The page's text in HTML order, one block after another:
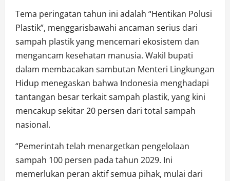
Tema peringatan tahun ini adalah “Hentikan Polusi
Plastik”, menggarisbawahi ancaman serius dari
sampah plastik yang mencemari ekosistem dan
mengancam kesehatan manusia. Wakil bupati
dalam membacakan sambutan Menteri Lingkungan
Hidup menegaskan bahwa Indonesia menghadapi
tantangan besar terkait sampah plastik, yang kini
mencakup sekitar 20 persen dari total sampah
nasional.
“Pemerintah telah menargetkan pengelolaan
sampah 100 persen pada tahun 2029. Ini
memerlukan peran aktif semua pihak, mulai dari